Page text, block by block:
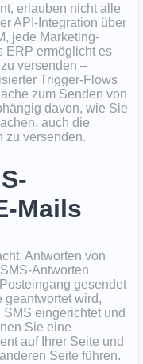
erlauben nicht alle
API-Integration über
jede Marketing-
ERP ermöglicht es
versenden –
Trigger-Flows
zum Senden von
davon, wie Sie
auch die
zu versenden.
Mails
Antworten von
Antworten
gesendet
geantwortet wird,
eingerichtet und
Sie eine
auf Ihrer Seite und
Seite führen.